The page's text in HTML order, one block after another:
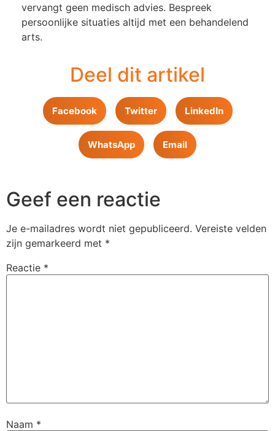
vervangt geen medisch advies. Bespreek
persoonlijke situaties altijd met een behandelend
arts.
Deel dit artikel
Facebook Twitter LinkedIn
WhatsApp Email
Geef een reactie
Je e-mailadres wordt niet gepubliceerd. Vereiste velden
zijn gemarkeerd met *
Reactie *
Naam *